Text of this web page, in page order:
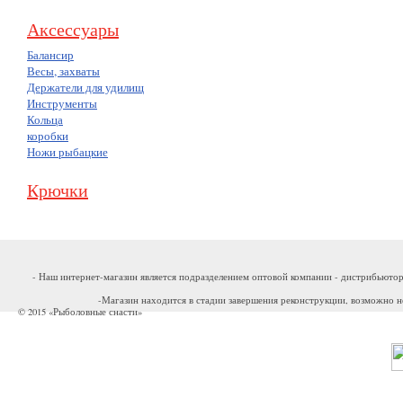
Аксессуары
Балансир
Весы, захваты
Держатели для удилищ
Инструменты
Кольца
коробки
Ножи рыбацкие
Крючки
- Наш интернет-магазин является подразделением оптовой компании -
-Магазин находится в стадии завершения реконструкции, возможно
© 2015 «Рыболовные снасти»